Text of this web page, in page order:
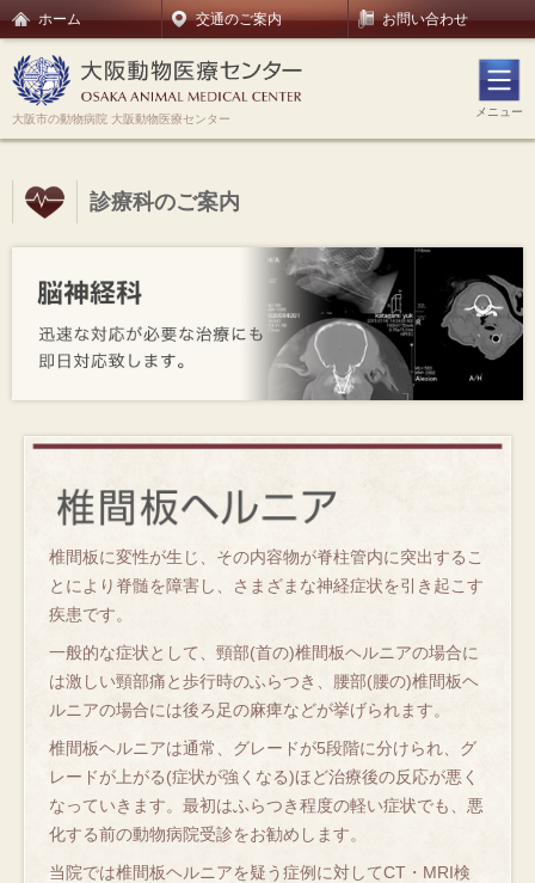
ホーム 交通のご案内 お問い合わせ
大阪市の動物病院 大阪動物医療センター
メニュー
診療科のご案内
椎間板に変性が生じ、その内容物が脊柱管内に突出するこ
とにより脊髄を障害し、さまざまな神経症状を引き起こす
疾患です。
一般的な症状として、頸部(首の)椎間板ヘルニアの場合に
は激しい頸部痛と歩行時のふらつき、腰部(腰の)椎間板ヘ
ルニアの場合には後ろ足の麻痺などが挙げられます。
椎間板ヘルニアは通常、グレードが5段階に分けられ、グ
レードが上がる(症状が強くなる)ほど治療後の反応が悪く
なっていきます。最初はふらつき程度の軽い症状でも、悪
化する前の動物病院受診をお勧めします。
当院では椎間板ヘルニアを疑う症例に対してCT・MRI検